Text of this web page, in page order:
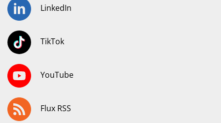
LinkedIn
TikTok
YouTube
Flux RSS